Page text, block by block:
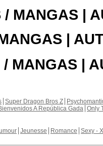
/ MANGAS |
|
MANGAS |
Super Dragon Bros Z
A República Gada Only
Jeunesse Romance Sexy -